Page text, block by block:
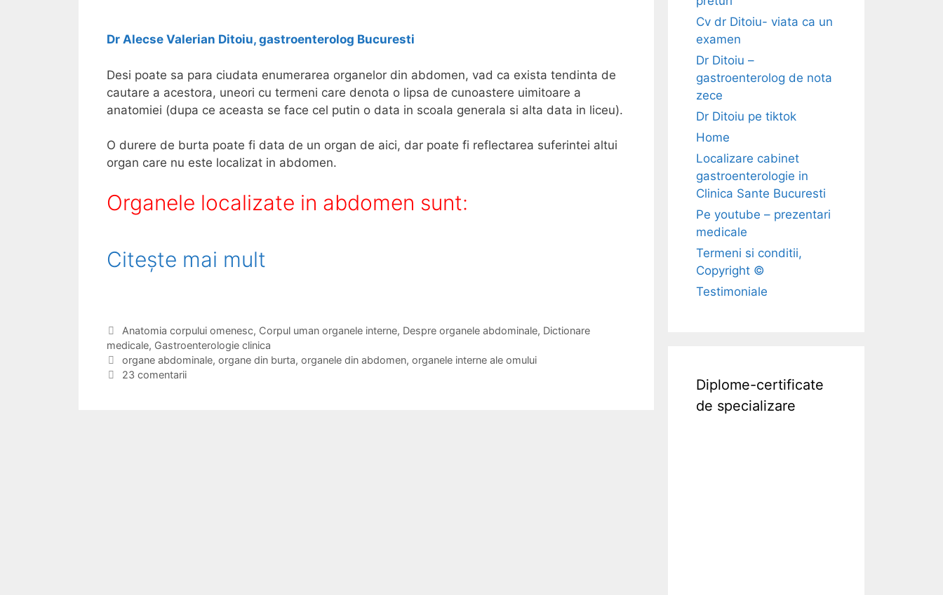
Dr Alecse Valerian Ditoiu, gastroenterolog Bucuresti
Desi poate sa para ciudata enumerarea organelor din abdomen, vad ca exista tendinta de
cautare a acestora, uneori cu termeni care denota o lipsa de cunoastere uimitoare a
anatomiei (dupa ce aceasta se face cel putin o data in scoala generala si alta data in liceu).
O durere de burta poate fi data de un organ de aici, dar poate fi reflectarea suferintei altui
organ care nu este localizat in abdomen.
Organele localizate in abdomen sunt:
Citește mai mult
a
n
C
a
t
e
Anatomia corpului omenesc, Corpul uman organele interne, Despre organele abdominale, Dictionare
medicale, Gastroenterologie clinica
E
t
organe abdominale, organe din burta, organele din abdomen, organele interne ale omului
23 comentarii
Cv dr Ditoiu- viata ca un
examen
Dr Ditoiu –
gastroenterolog de nota
zece
Dr Ditoiu pe tiktok
Home
Localizare cabinet
gastroenterologie in
Clinica Sante Bucuresti
Pe youtube – prezentari
medicale
Termeni si conditii,
Copyright ©
Testimoniale
Diplome-certificate
de specializare